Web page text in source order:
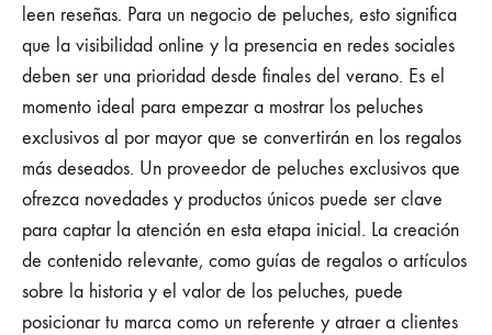
leen reseñas. Para un negocio de peluches, esto significa
que la visibilidad online y la presencia en redes sociales
deben ser una prioridad desde finales del verano. Es el
momento ideal para empezar a mostrar los peluches
exclusivos al por mayor que se convertirán en los regalos
más deseados. Un proveedor de peluches exclusivos que
ofrezca novedades y productos únicos puede ser clave
para captar la atención en esta etapa inicial. La creación
de contenido relevante, como guías de regalos o artículos
sobre la historia y el valor de los peluches, puede
posicionar tu marca como un referente y atraer a clientes